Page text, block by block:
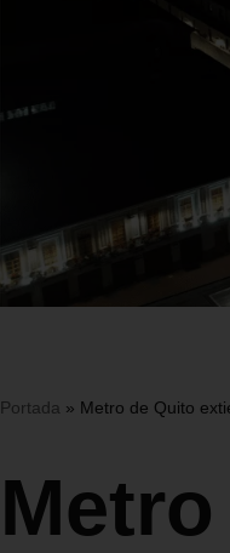
Portada » Metro de Quito